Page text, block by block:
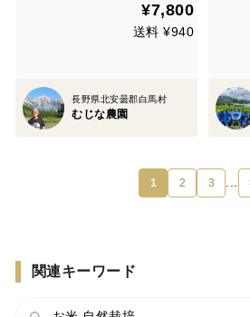
¥7,800
送料 ¥940
長野県北安曇郡白馬村
むじな農園
1 2 3
関連キーワード